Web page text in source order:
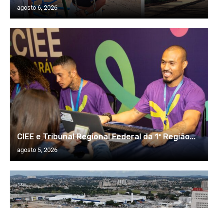
agosto 6, 2026
CIEE e Tribunal Regional Federal da 1ª Região...
agosto 5, 2026